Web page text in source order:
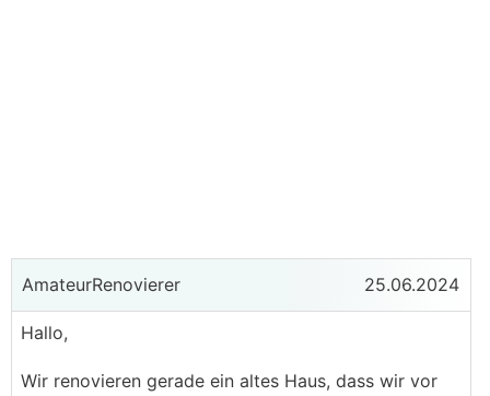
AmateurRenovierer 25.06.2024
Hallo,
Wir renovieren gerade ein altes Haus, dass wir vor